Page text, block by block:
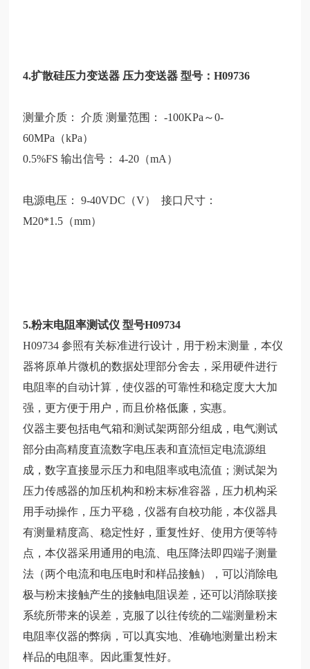
4.扩散硅压力变送器 压力变送器 型号：H09736
测量介质： 介质 测量范围：
-100KPa～0-
60MPa（kPa）
0.5%FS 输出信号： 4-20（mA）
电源电压：
9-40VDC（V） 接口尺寸：
M20*1.5（mm）
5.粉末电阻率测试仪 型号H09734
H09734 参照有关标准进行设计，用于粉末测量，本仪
器将原单片微机的数据处理部分舍去，采用硬件进行
电阻率的自动计算，使仪器的可靠性和稳定度大大加
强，更方便于用户，而且价格低廉，实惠。
仪器主要包括电气箱和测试架两部分组成，电气测试
部分由高精度直流数字电压表和直流恒定电流源组
成，数字直接显示压力和电阻率或电流值；测试架为
压力传感器的加压机构和粉末标准容器，压力机构采
用手动操作，压力平稳，仪器有自校功能，本仪器具
有测量精度高、稳定性好，重复性好、使用方便等特
点，本仪器采用通用的电流、电压降法即四端子测量
法（两个电流和电压电时和样品接触），可以消除电
极与粉末接触产生的接触电阻误差，还可以消除联接
系统所带来的误差，克服了以往传统的二端测量粉末
电阻率仪器的弊病，可以真实地、准确地测量出粉末
样品的电阻率。因此重复性好。